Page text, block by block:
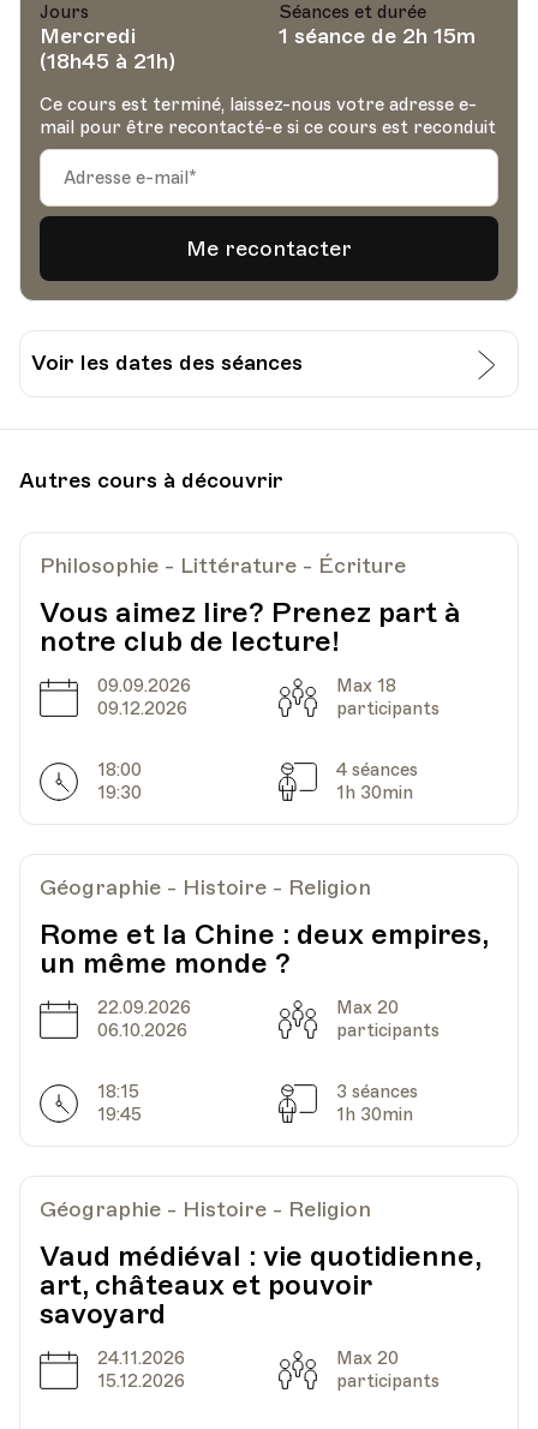
Jours
Mercredi
(18h45 à 21h)
Séances et durée
1 séance de 2h 15m
Ce cours est terminé, laissez-nous votre adresse e-
mail pour être recontacté-e si ce cours est reconduit
Voir les dates des séances
Bugnon 5, Lausanne - 211
Autres cours à découvrir
Philosophie - Littérature - Écriture
Vous aimez lire? Prenez part à
notre club de lecture!
Date
09.09.2026
09.12.2026
Capacité
Max 18
participants
Horarires
18:00
19:30
Séances
4 séances
1h 30min
Géographie - Histoire - Religion
Rome et la Chine : deux empires,
un même monde ?
Date
22.09.2026
06.10.2026
Capacité
Max 20
participants
Horarires
18:15
19:45
Séances
3 séances
1h 30min
Géographie - Histoire - Religion
Vaud médiéval : vie quotidienne,
art, châteaux et pouvoir
savoyard
Date
24.11.2026
15.12.2026
Capacité
Max 20
participants